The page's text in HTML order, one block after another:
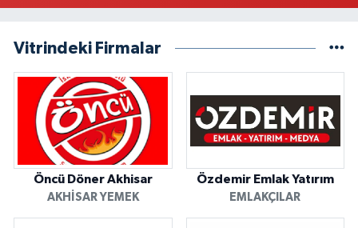
Vitrindeki Firmalar
Öncü Döner Akhisar
AKHISAR YEMEK
Özdemir Emlak Yatırım
EMLAKÇILAR